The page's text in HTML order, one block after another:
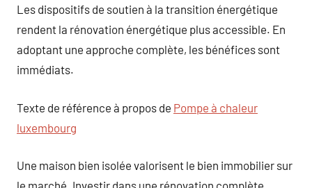
Les dispositifs de soutien à la transition énergétique
rendent la rénovation énergétique plus accessible. En
adoptant une approche complète, les bénéfices sont
immédiats.
Texte de référence à propos de Pompe à chaleur
luxembourg
Une maison bien isolée valorisent le bien immobilier sur
le marché. Investir dans une rénovation complète